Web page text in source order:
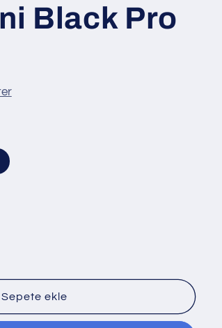
Black Pro
Sepete ekle